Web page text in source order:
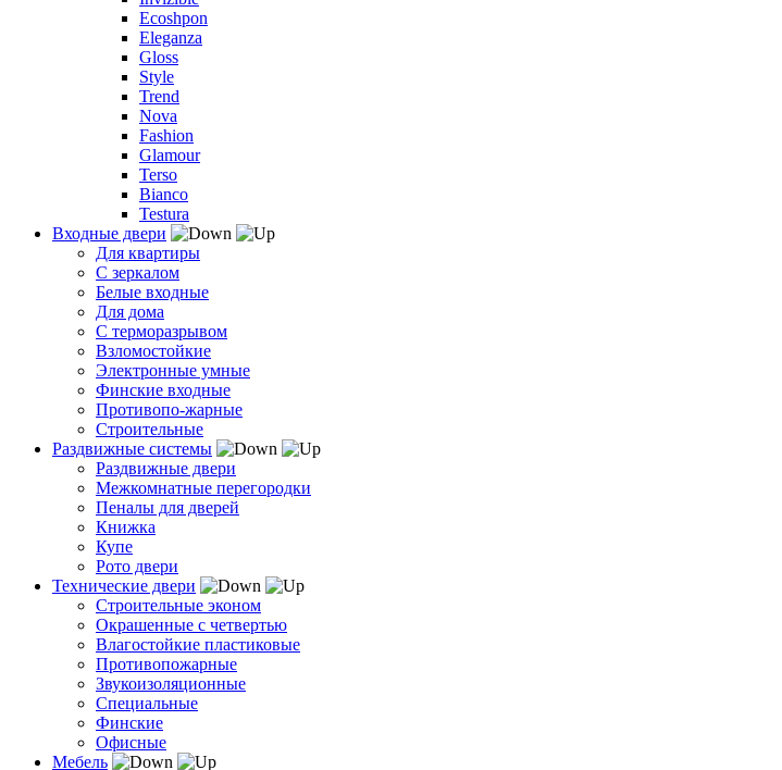
Ecoshpon
Eleganza
Gloss
Style
Trend
Nova
Fashion
Glamour
Terso
Bianco
Testura
Входные двери
Для квартиры
С зеркалом
Белые входные
Для дома
С терморазрывом
Взломостойкие
Электронные умные
Финские входные
Противопо-жарные
Строительные
Раздвижные системы
Раздвижные двери
Межкомнатные перегородки
Пеналы для дверей
Книжка
Купе
Рото двери
Технические двери
Строительные эконом
Окрашенные с четвертью
Влагостойкие пластиковые
Противопожарные
Звукоизоляционные
Специальные
Финские
Офисные
Мебель